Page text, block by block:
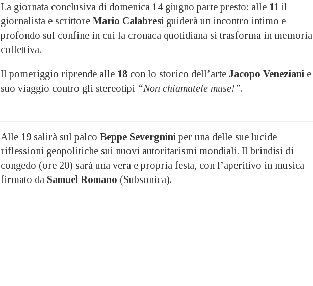
La giornata conclusiva di domenica 14 giugno parte presto: alle 11 il
giornalista e scrittore Mario Calabresi guiderà un incontro intimo e
profondo sul confine in cui la cronaca quotidiana si trasforma in memoria
collettiva.
Il pomeriggio riprende alle 18 con lo storico dell’arte Jacopo Veneziani
suo viaggio contro gli stereotipi “Non chiamatele muse!”.
Alle 19 salirà sul palco Beppe Severgnini per una delle sue lucide
riflessioni geopolitiche sui nuovi autoritarismi mondiali. Il brindisi di
congedo (ore 20) sarà una vera e propria festa, con l’aperitivo in musica
firmato da Samuel Romano (Subsonica).